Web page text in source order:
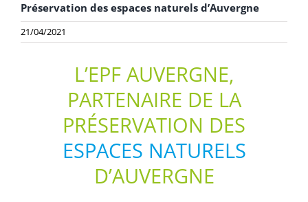
Préservation des espaces naturels d’Auvergne
21/04/2021
L’EPF AUVERGNE,
PARTENAIRE DE LA
PRÉSERVATION DES
ESPACES NATURELS
D’AUVERGNE